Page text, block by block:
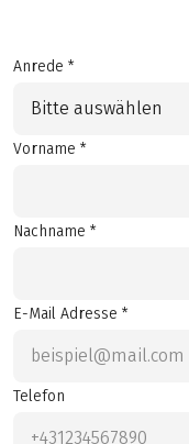
Anrede *
Bitte auswählen
Vorname *
Nachname *
E-Mail Adresse *
Telefon